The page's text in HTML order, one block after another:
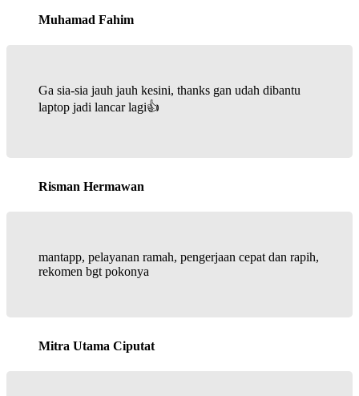
Muhamad Fahim
Ga sia-sia jauh jauh kesini, thanks gan udah dibantu
laptop jadi lancar lagi👍
Risman Hermawan
mantapp, pelayanan ramah, pengerjaan cepat dan rapih,
rekomen bgt pokonya
Mitra Utama Ciputat